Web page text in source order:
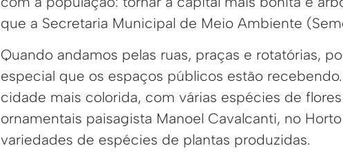
que a Secretaria Municipal de Meio Ambiente
Quando andamos pelas ruas, praças e rotatórias,
especial que os espaços públicos estão
cidade mais colorida, com várias espécies de
ornamentais paisagista Manoel Cavalcanti, no
variedades de espécies de plantas produzidas.